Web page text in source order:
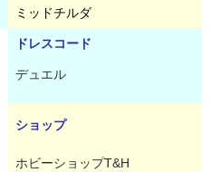
ミッドチルダ
ドレスコード
デュエル
ショップ
ホビーショップT&H